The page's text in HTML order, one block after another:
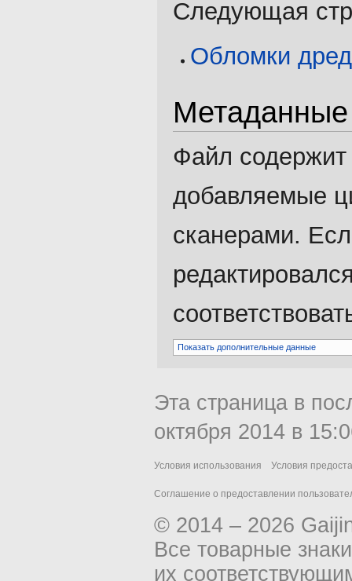
Следующая
Обломки
Метаданные
Файл
добавляемые
сканерами.
Показать дополнительные данные
Эта страница в
октября 2014 в
Условия использования Условия
Соглашение о предоставлении
© 2014 – 2026
Все товарные
их